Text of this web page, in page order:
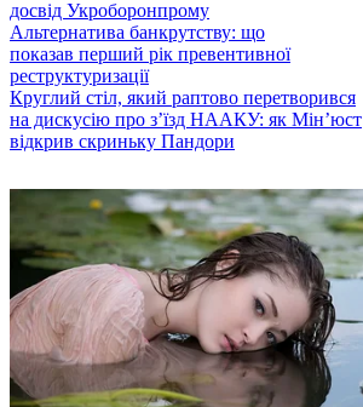
досвід Укроборонпрому
Альтернатива банкрутству: що
показав перший рік превентивної
реструктуризації
Круглий стіл, який раптово перетворився
на дискусію про з’їзд НААКУ: як Мін’юст
відкрив скриньку Пандори